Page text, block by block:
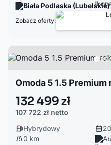
Biała Podlaska (Lubelskie)
Zobacz oferty:
Omoda 5 1.5 Premium
132 499 zł
107 722 zł netto
Hybrydowy
0 km